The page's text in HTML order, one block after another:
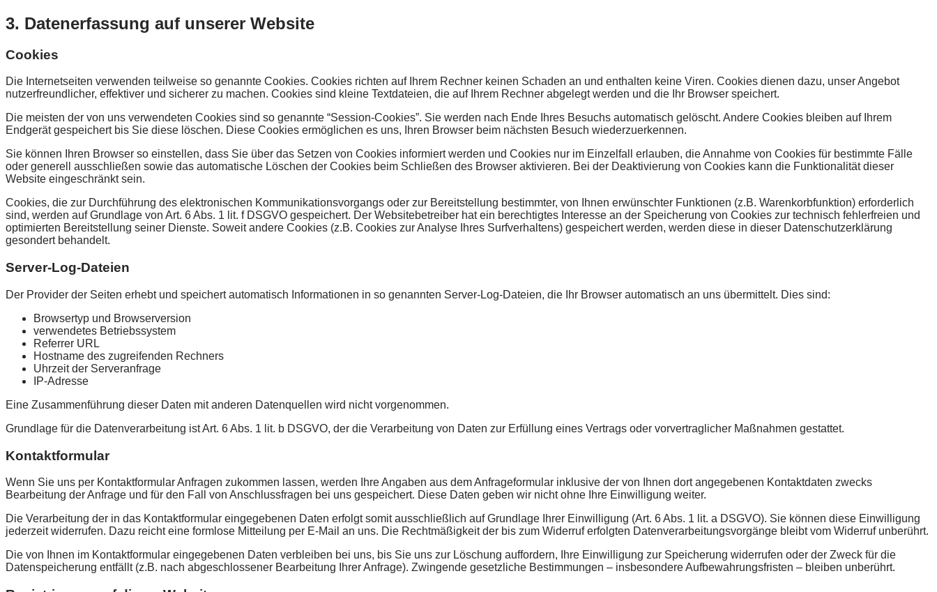
3. Datenerfassung auf unserer Website
Cookies
Die Internetseiten verwenden teilweise so genannte Cookies. Cookies richten auf Ihrem Rechner keinen Schaden an und enthalten keine Viren. Cookies dienen dazu, unser Angebot
nutzerfreundlicher, effektiver und sicherer zu machen. Cookies sind kleine Textdateien, die auf Ihrem Rechner abgelegt werden und die Ihr Browser speichert.
Die meisten der von uns verwendeten Cookies sind so genannte “Session-Cookies”. Sie werden nach Ende Ihres Besuchs automatisch gelöscht. Andere Cookies bleiben auf Ihrem
Endgerät gespeichert bis Sie diese löschen. Diese Cookies ermöglichen es uns, Ihren Browser beim nächsten Besuch wiederzuerkennen.
Sie können Ihren Browser so einstellen, dass Sie über das Setzen von Cookies informiert werden und Cookies nur im Einzelfall erlauben, die Annahme von Cookies für bestimmte Fälle
oder generell ausschließen sowie das automatische Löschen der Cookies beim Schließen des Browser aktivieren. Bei der Deaktivierung von Cookies kann die Funktionalität dieser
Website eingeschränkt sein.
Cookies, die zur Durchführung des elektronischen Kommunikationsvorgangs oder zur Bereitstellung bestimmter, von Ihnen erwünschter Funktionen (z.B. Warenkorbfunktion) erforderlich
sind, werden auf Grundlage von Art. 6 Abs. 1 lit. f DSGVO gespeichert. Der Websitebetreiber hat ein berechtigtes Interesse an der Speicherung von Cookies zur technisch fehlerfreien und
optimierten Bereitstellung seiner Dienste. Soweit andere Cookies (z.B. Cookies zur Analyse Ihres Surfverhaltens) gespeichert werden, werden diese in dieser Datenschutzerklärung
gesondert behandelt.
Server-Log-Dateien
Der Provider der Seiten erhebt und speichert automatisch Informationen in so genannten Server-Log-Dateien, die Ihr Browser automatisch an uns übermittelt. Dies sind:
Browsertyp und Browserversion
verwendetes Betriebssystem
Referrer URL
Hostname des zugreifenden Rechners
Uhrzeit der Serveranfrage
IP-Adresse
Eine Zusammenführung dieser Daten mit anderen Datenquellen wird nicht vorgenommen.
Grundlage für die Datenverarbeitung ist Art. 6 Abs. 1 lit. b DSGVO, der die Verarbeitung von Daten zur Erfüllung eines Vertrags oder vorvertraglicher Maßnahmen gestattet.
Kontaktformular
Wenn Sie uns per Kontaktformular Anfragen zukommen lassen, werden Ihre Angaben aus dem Anfrageformular inklusive der von Ihnen dort angegebenen Kontaktdaten zwecks
Bearbeitung der Anfrage und für den Fall von Anschlussfragen bei uns gespeichert. Diese Daten geben wir nicht ohne Ihre Einwilligung weiter.
Die Verarbeitung der in das Kontaktformular eingegebenen Daten erfolgt somit ausschließlich auf Grundlage Ihrer Einwilligung (Art. 6 Abs. 1 lit. a DSGVO). Sie können diese Einwilligung
jederzeit widerrufen. Dazu reicht eine formlose Mitteilung per E-Mail an uns. Die Rechtmäßigkeit der bis zum Widerruf erfolgten Datenverarbeitungsvorgänge bleibt vom Widerruf unberührt.
Die von Ihnen im Kontaktformular eingegebenen Daten verbleiben bei uns, bis Sie uns zur Löschung auffordern, Ihre Einwilligung zur Speicherung widerrufen oder der Zweck für die
Datenspeicherung entfällt (z.B. nach abgeschlossener Bearbeitung Ihrer Anfrage). Zwingende gesetzliche Bestimmungen – insbesondere Aufbewahrungsfristen – bleiben unberührt.